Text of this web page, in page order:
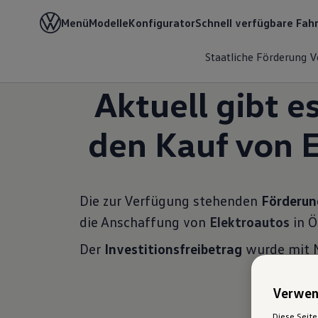
MenüModelleKonfiguratorSchnell verfügbare
Staatliche Förderung
Home Unternehmerkunden Vorteile Unternehmer
Aktuell gibt
den Kauf von
Die zur Verfügung stehenden
die Anschaffung von Elektroautos in
Der Investitionsfreibetrag wurde mit